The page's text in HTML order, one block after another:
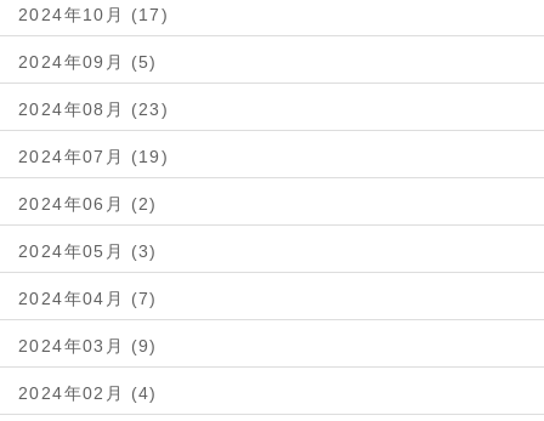
2024年10月 (17)
2024年09月 (5)
2024年08月 (23)
2024年07月 (19)
2024年06月 (2)
2024年05月 (3)
2024年04月 (7)
2024年03月 (9)
2024年02月 (4)